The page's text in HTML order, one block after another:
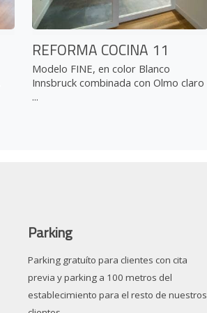
REFORMA COCINA 11
Modelo FINE, en color Blanco
Innsbruck combinada con Olmo claro
...
Parking
Parking gratuíto para clientes con cita
previa y parking a 100 metros del
establecimiento para el resto de nuestros